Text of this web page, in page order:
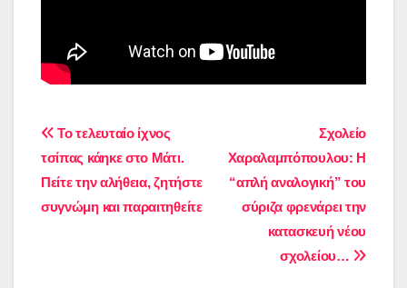
Πλοήγηση
άρθρων
Σχολείο
Χαραλαμπόπουλου: Η
“απλή αναλογική” του
σύριζα φρενάρει την
κατασκευή νέου
σχολείου…
Το τελευταίο ίχνος
τσίπας κάηκε στο Μάτι.
Πείτε την αλήθεια, ζητήστε
συγνώμη και παραιτηθείτε